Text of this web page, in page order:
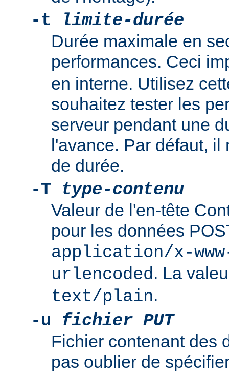
-t
limite-durée
Durée maximale en
performances. Ceci
en interne. Utilisez
souhaitez tester les
serveur pendant une
l'avance. Par défaut, il
de durée.
-T
type-contenu
Valeur de l'en-tête
pour les données
application/x-
urlencoded. La
text/plain.
-u fichier PUT
Fichier contenant des
pas oublier de